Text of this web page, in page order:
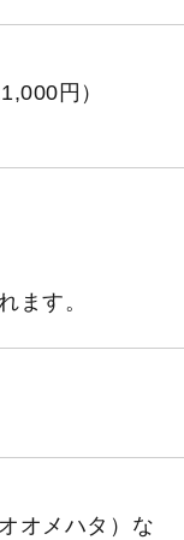
円）
ます。
オメハタ）な